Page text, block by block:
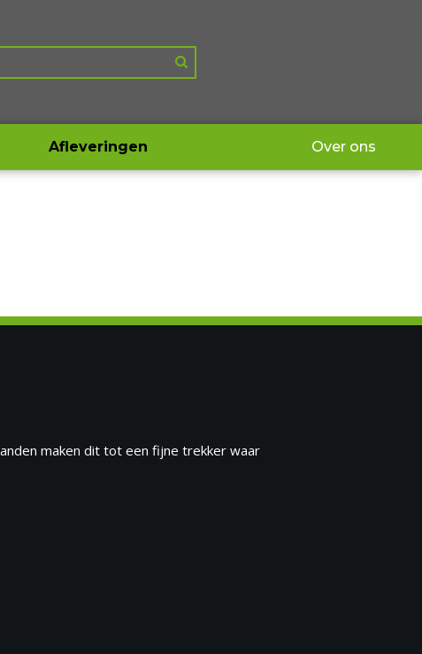
Afleveringen Over ons
maken dit tot een fijne trekker waar